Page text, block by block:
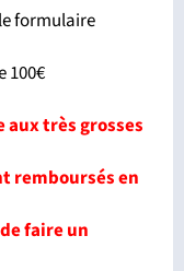
formulaire
100€
aux très grosses
remboursés en
de faire un